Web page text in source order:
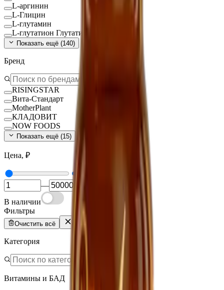
L-аргинин
L-Глицин
L-глутамин
L-глутатион Глутатион
Показать ещё (140)
Бренд
RISINGSTAR
Вита-Стандарт
MotherPlant
КЛАДОВИТ
NOW FOODS
Показать ещё (15)
Цена, ₽
—
В наличии
Фильтры
Очистить всё
Категория
Витамины и БАД